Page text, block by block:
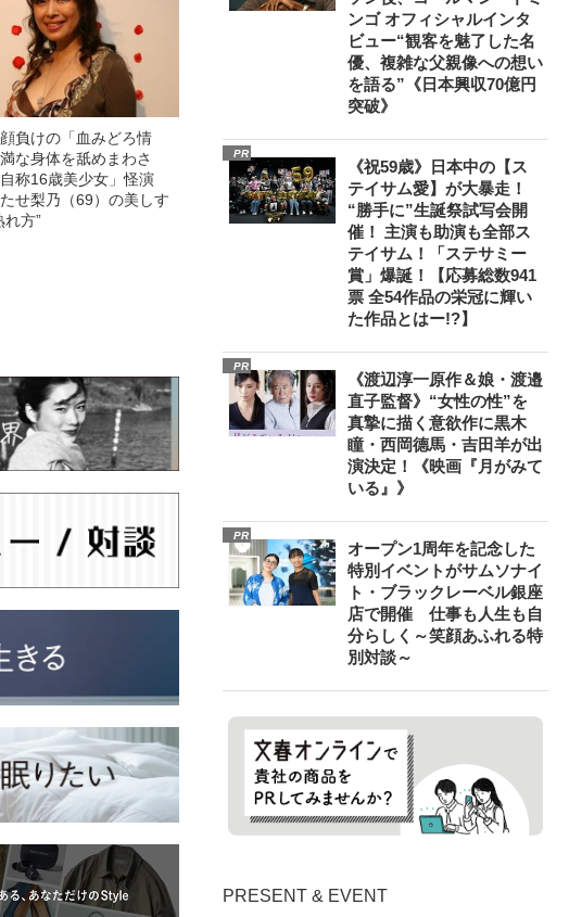
負けの「血みどろ情
な身体を舐めまわさ
称16歳美少女」怪演
せ梨乃（69）の美しす
れ方”
ンゴ オフィシャルインタ
ビュー“観客を魅了した名
優、複雑な父親像への想い
を語る”《日本興収70億円
突破》
PR
《祝59歳》日本中の【ス
テイサム愛】が大暴走！
“勝手に”生誕祭試写会開
催！ 主演も助演も全部ス
テイサム！「ステサミー
賞」爆誕！【応募総数941
票 全54作品の栄冠に輝い
た作品とはー!?】
PR
《渡辺淳一原作＆娘・渡邉
直子監督》“女性の性”を
真摯に描く意欲作に黒木
瞳・西岡德馬・吉田羊が出
演決定！《映画『月がみて
いる』》
PR
オープン1周年を記念した
特別イベントがサムソナイ
ト・ブラックレーベル銀座
店で開催 仕事も人生も自
分らしく～笑顔あふれる特
別対談～
PRESENT & EVENT